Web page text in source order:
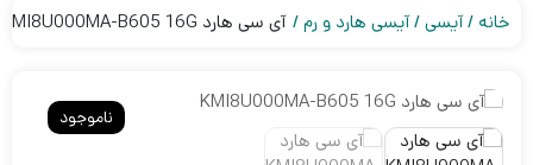
خانه آیسی آیسی هارد و رم آی سی هارد KMI8U000MA-B605 16G
ناموجود